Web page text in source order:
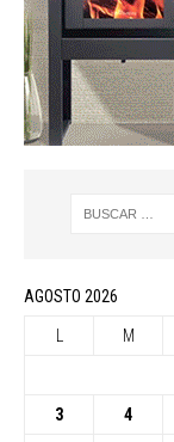
AGOSTO 2026
M
3 4